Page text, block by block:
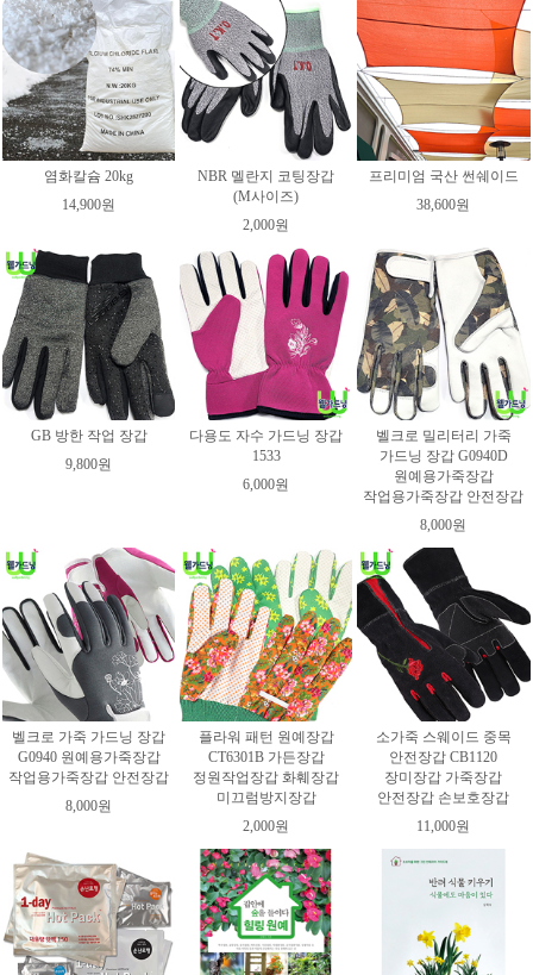
염화칼슘 20kg
14,900원
NBR 멜란지 코팅장갑
(M사이즈)
2,000원
프리미엄 국산 썬쉐이드
38,600원
GB 방한 작업 장갑
9,800원
다용도 자수 가드닝 장갑
1533
6,000원
벨크로 밀리터리 가죽
가드닝 장갑 G0940D
원예용가죽장갑
작업용가죽장갑 안전장갑
8,000원
벨크로 가죽 가드닝 장갑
G0940 원예용가죽장갑
작업용가죽장갑 안전장갑
8,000원
플라워 패턴 원예장갑
CT6301B 가든장갑
정원작업장갑 화훼장갑
미끄럼방지장갑
2,000원
소가죽 스웨이드 중목
안전장갑 CB1120
장미장갑 가죽장갑
안전장갑 손보호장갑
11,000원